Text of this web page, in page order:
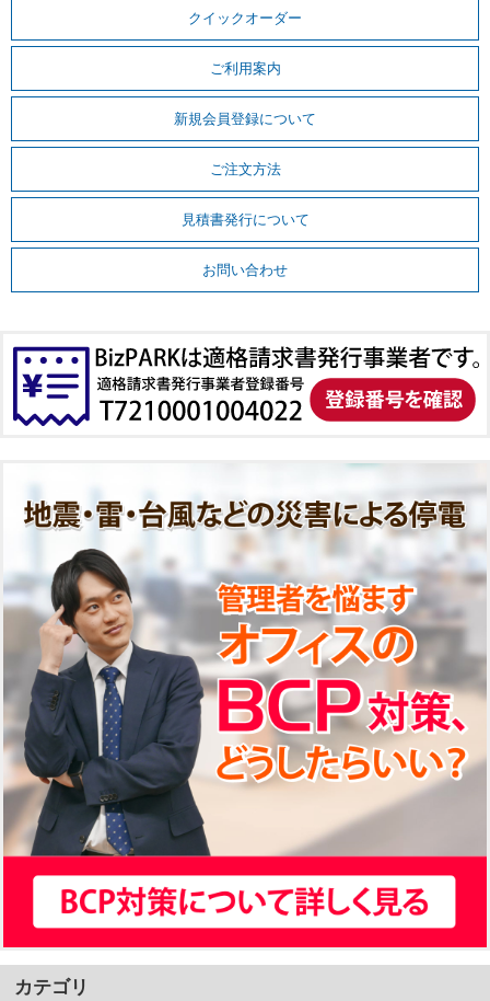
クイックオーダー
ご利用案内
新規会員登録について
ご注文方法
見積書発行について
お問い合わせ
カテゴリ